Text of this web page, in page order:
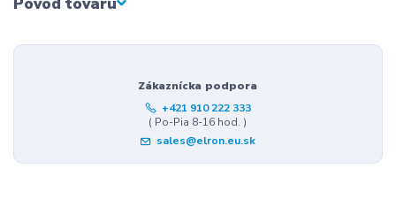
Zákaznícka podpora
+421 910 222 333
( Po-Pia 8-16 hod. )
sales@elron.eu.sk